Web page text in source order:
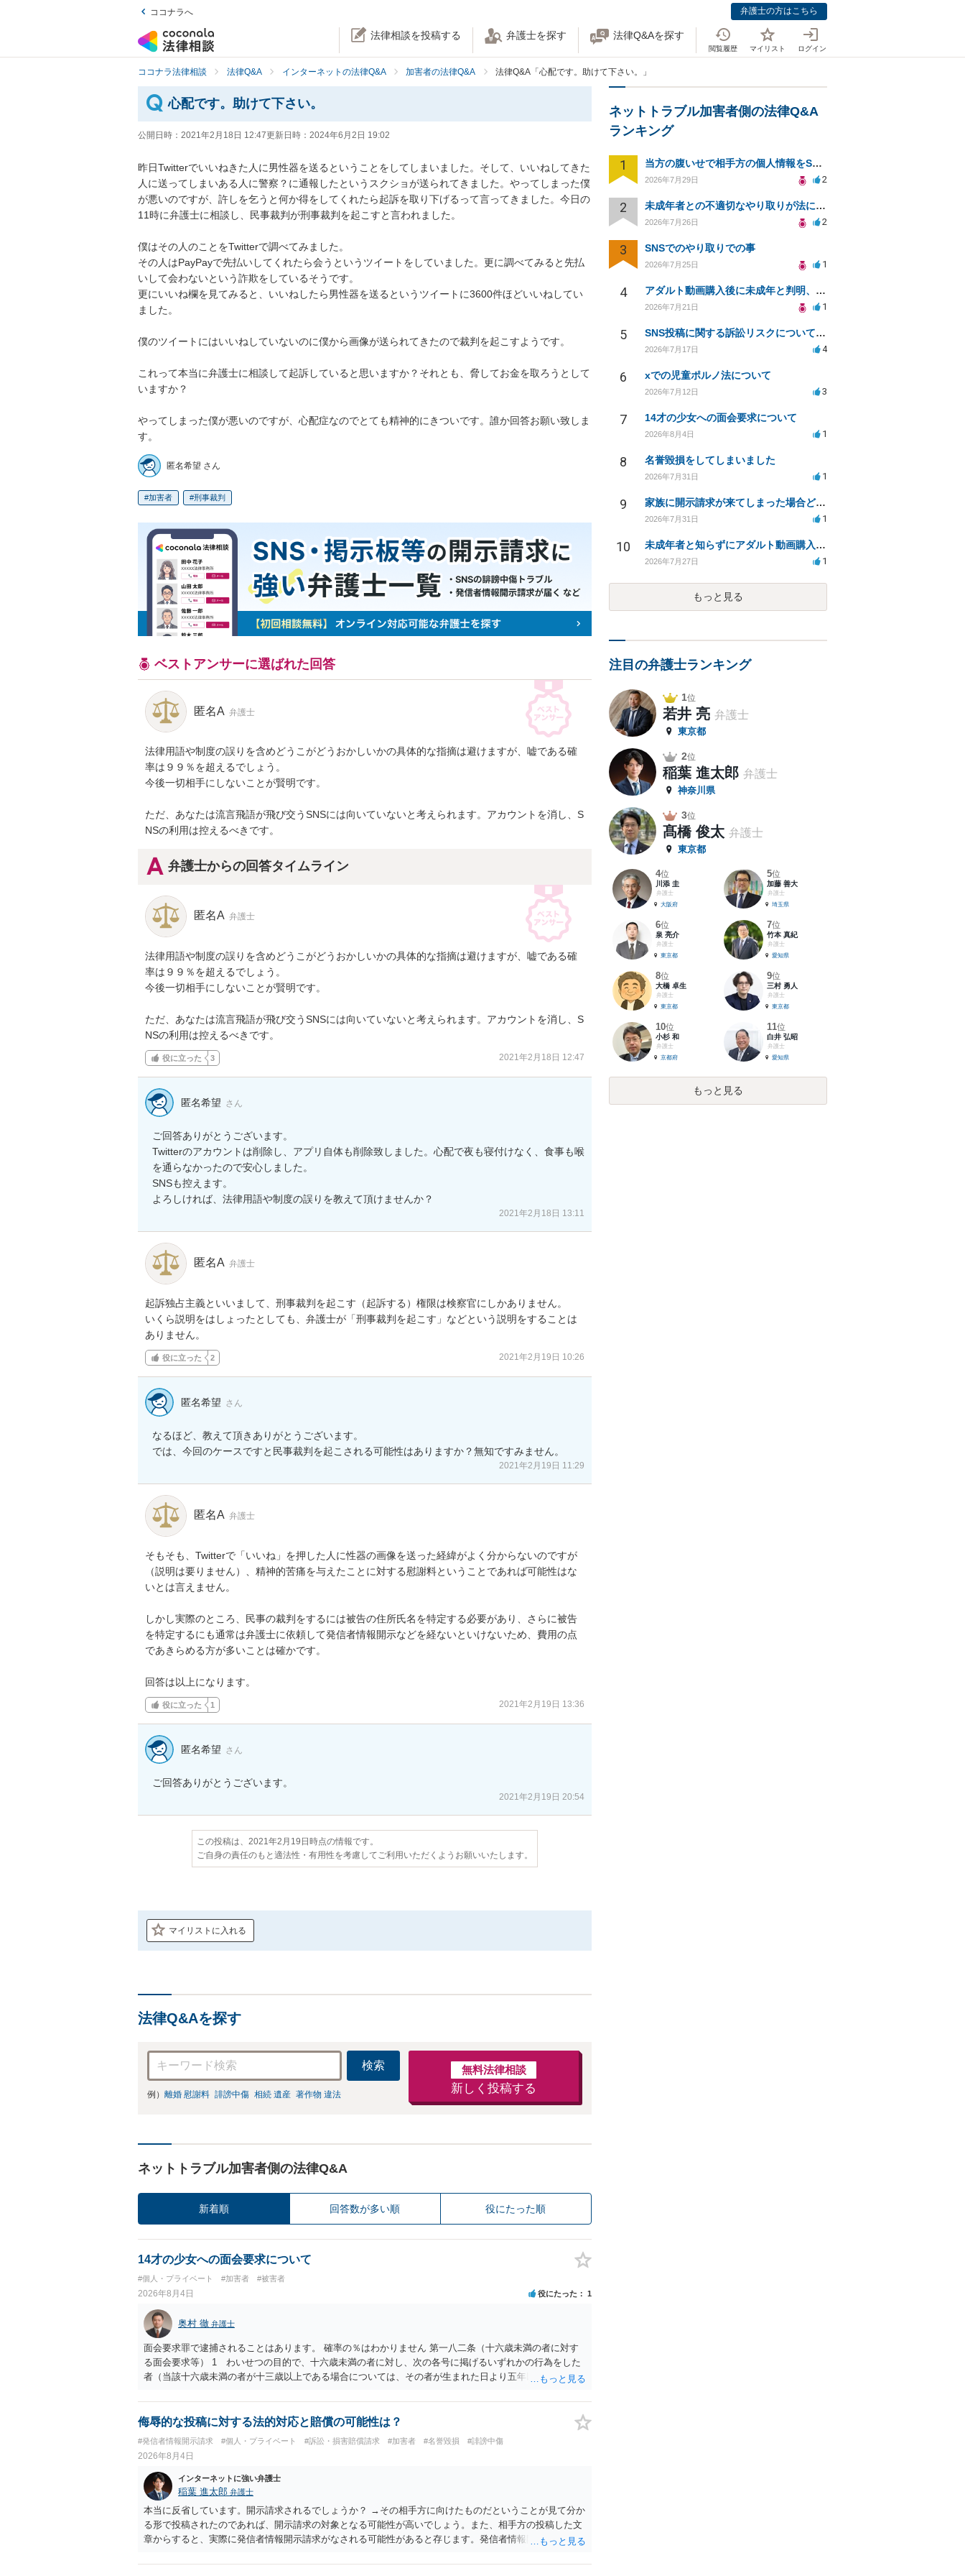
ココナラへ 弁護士の方はこちら
法律相談を投稿する 弁護士を探す 法律Q&Aを探す
閲覧履歴 マイリスト ログイン
ココナラ法律相談 法律Q&A インターネットの法律Q&A 加害者の法律Q&A 法律Q&A「心配です。助けて下さい。」
心配です。助けて下さい。
公開日時： 2021年2月18日 12:47更新日時： 2024年6月2日 19:02
昨日Twitterでいいねきた人に男性器を送るということをしてしまいました。そして、いいねしてきた
人に送ってしまいある人に警察？に通報したというスクショが送られてきました。やってしまった僕
が悪いのですが、許しを乞うと何か得をしてくれたら起訴を取り下げるって言ってきました。今日の
11時に弁護士に相談し、民事裁判が刑事裁判を起こすと言われました。
僕はその人のことをTwitterで調べてみました。
その人はPayPayで先払いしてくれたら会うというツイートをしていました。更に調べてみると先払
いして会わないという詐欺をしているそうです。
更にいいね欄を見てみると、いいねしたら男性器を送るというツイートに3600件ほどいいねしてい
ました。
僕のツイートにはいいねしていないのに僕から画像が送られてきたので裁判を起こすようです。
これって本当に弁護士に相談して起訴していると思いますか？それとも、脅してお金を取ろうとして
いますか？
やってしまった僕が悪いのですが、心配症なのでとても精神的にきついです。誰か回答お願い致しま
す。
匿名希望 さん
加害者 刑事裁判
ベストアンサーに選ばれた回答
匿名A 弁護士
法律用語や制度の誤りを含めどうこがどうおかしいかの具体的な指摘は避けますが、嘘である確
率は９９％を超えるでしょう。
今後一切相手にしないことが賢明です。
ただ、あなたは流言飛語が飛び交うSNSには向いていないと考えられます。アカウントを消し、S
NSの利用は控えるべきです。
弁護士からの回答タイムライン
匿名A 弁護士
法律用語や制度の誤りを含めどうこがどうおかしいかの具体的な指摘は避けますが、嘘である確
率は９９％を超えるでしょう。
今後一切相手にしないことが賢明です。
ただ、あなたは流言飛語が飛び交うSNSには向いていないと考えられます。アカウントを消し、S
NSの利用は控えるべきです。
役に立った 3 2021年2月18日 12:47
匿名希望 さん
ご回答ありがとうございます。
Twitterのアカウントは削除し、アプリ自体も削除致しました。心配で夜も寝付けなく、食事も喉
を通らなかったので安心しました。
SNSも控えます。
よろしければ、法律用語や制度の誤りを教えて頂けませんか？
2021年2月18日 13:11
匿名A 弁護士
起訴独占主義といいまして、刑事裁判を起こす（起訴する）権限は検察官にしかありません。
いくら説明をはしょったとしても、弁護士が「刑事裁判を起こす」などという説明をすることは
ありません。
役に立った 2 2021年2月19日 10:26
匿名希望 さん
なるほど、教えて頂きありがとうございます。
では、今回のケースですと民事裁判を起こされる可能性はありますか？無知ですみません。
2021年2月19日 11:29
匿名A 弁護士
そもそも、Twitterで「いいね」を押した人に性器の画像を送った経緯がよく分からないのですが
（説明は要りません）、精神的苦痛を与えたことに対する慰謝料ということであれば可能性はな
いとは言えません。
しかし実際のところ、民事の裁判をするには被告の住所氏名を特定する必要があり、さらに被告
を特定するにも通常は弁護士に依頼して発信者情報開示などを経ないといけないため、費用の点
であきらめる方が多いことは確かです。
回答は以上になります。
役に立った 1 2021年2月19日 13:36
匿名希望 さん
ご回答ありがとうございます。
2021年2月19日 20:54
この投稿は、2021年2月19日時点の情報です。
ご自身の責任のもと適法性・有用性を考慮してご利用いただくようお願いいたします。
マイリストに入れる
法律Q&Aを探す
検索
例） 離婚 慰謝料 誹謗中傷 相続 遺産 著作物 違法
無料法律相談
新しく投稿する
ネットトラブル加害者側の法律Q&A
新着順 回答数が多い順 役にたった順
14才の少女への面会要求について
#個人・プライベート #加害者 #被害者
2026年8月4日 役にたった 1
奥村 徹 弁護士
面会要求罪で逮捕されることはあります。 確率の％はわかりません 第一八二条（十六歳未満の者に対す
る面会要求等） 1 わいせつの目的で、十六歳未満の者に対し、次の各号に掲げるいずれかの行為をした
者（当該十六歳未満の者が十三歳以上である場合については、その者が生まれた日より五年以上前の日に
又は誘惑して面会を要求すること。 二 拒まれたにもかかわらず、反復して面会を要求すること。 三
金銭その他の利益を供与し、又はその申込み若しくは約束をして面会を要求すること。 2前項の罪を犯
罰金に処する。
侮辱的な投稿に対する法的対応と賠償の可能性は？
#発信者情報開示請求 #個人・プライベート #訴訟・損害賠償請求 #加害者 #名誉毀損 #誹謗中傷
2026年8月4日
インターネットに強い弁護士
稲葉 進太郎 弁護士
本当に反省しています。開示請求されるでしょうか？ →その相手方に向けたものだということが見て分か
る形で投稿されたのであれば、開示請求の対象となる可能性が高いでしょう。また、相手方の投稿した文
章からすると、実際に発信者情報開示請求がなされる可能性があると存じます。発信者情報開示請求が進
カウントの登録メールに意見照会がなされます。 また、された場合賠償金はいくらでしょうか。 →ケー
ネットトラブル加害者側の法律Q&A
ランキング
1 当方の腹いせで相手方の個人情報をSNSで晒してしまい名誉毀損させてしまったかもしれない
2026年7月29日 2
2 未成年者との不適切なやり取りが法に触れる可能性と対処法
2026年7月26日 2
3 SNSでのやり取りでの事
2026年7月25日 1
4 アダルト動画購入後に未成年と判明、法的リスクはある？
2026年7月21日 1
5 SNS投稿に関する訴訟リスクについての相談
2026年7月17日 4
6 xでの児童ポルノ法について
2026年7月12日 3
7 14才の少女への面会要求について
2026年8月4日 1
8 名誉毀損をしてしまいました
2026年7月31日 1
9 家族に開示請求が来てしまった場合どうするべきですか
2026年7月31日 1
10 未成年者と知らずにアダルト動画購入、法的影響は？
2026年7月27日 1
もっと見る
注目の弁護士ランキング
1位
若井 亮 弁護士
東京都
2位
稲葉 進太郎 弁護士
神奈川県
3位
髙橋 俊太 弁護士
東京都
4位
川添 圭
弁護士
大阪府
5位
加藤 善大
弁護士
埼玉県
6位
泉 亮介
弁護士
東京都
7位
竹本 真紀
弁護士
愛知県
8位
大橋 卓生
弁護士
東京都
9位
三村 勇人
弁護士
東京都
10位
小杉 和
弁護士
京都府
11位
白井 弘昭
弁護士
愛知県
もっと見る